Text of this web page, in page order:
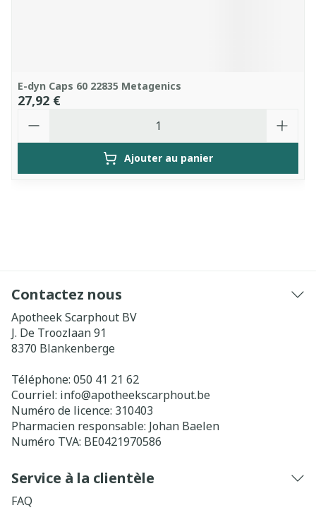
E-dyn Caps 60 22835 Metagenics
27,92 €
Ajouter au panier
Contactez nous
Apotheek Scarphout BV
J. De Troozlaan 91
8370 Blankenberge
Téléphone: 050 41 21 62
Courriel: info@apotheekscarphout.be
Numéro de licence: 310403
Pharmacien responsable: Johan Baelen
Numéro TVA: BE0421970586
Service à la clientèle
FAQ